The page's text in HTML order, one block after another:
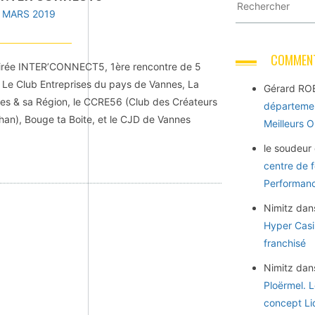
MARS 2019
INTER’CONNECT5, 1ère rencontre de 5
Club Entreprises du pays de Vannes, La
& sa Région, le CCRE56 (Club des Créateurs
Bouge ta Boite, et le CJD de Vannes
Gérard
Meilleurs
le soudeur
centre de
Nimitz
Hyper
franchisé
Nimitz
Ploërmel.
concept